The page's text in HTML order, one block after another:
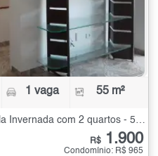
1 vaga 55 m²
R$ 1.900
Condomínio: R$ 965